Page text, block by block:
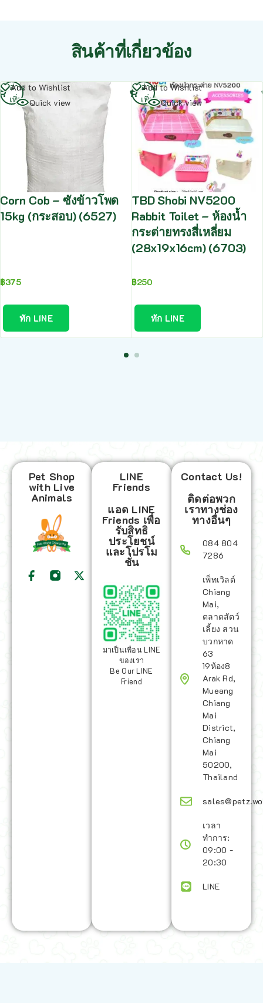
สินค้าที่เกี่ยวข้อง
Add to Wishlist
Quick view
Corn Cob – ซังข้าวโพด
15kg (กระสอบ) (6527)
฿375
ทัก LINE
อ่าน
เพิ่ม
Add to Wishlist
Quick view
TBD Shobi NV5200
Rabbit Toilet – ห้องน้ำ
กระต่ายทรงสี่เหลี่ยม
(28x19x16cm) (6703)
฿250
ทัก LINE
อ่าน
เพิ่ม
Pet Shop
with Live
Animals
LINE
Friends
แอด LINE
Friends เพื่อ
รับสิทธิ
ประโยชน์
และโปรโม
ชั่น
มาเป็นเพื่อน LINE
ของเรา
Be Our LINE
Friend
Contact Us!
ติดต่อพวก
เราทางช่อง
ทางอื่นๆ
084 804
7286
เพ็ทเวิลด์
Chiang
Mai,
ตลาดสัตว์
เลี้ยง สวน
บวกหาด
63
19ห้อง8
Arak Rd,
Mueang
Chiang
Mai
District,
Chiang
Mai
50200,
Thailand
เวลา
ทำการ:
09:00 -
20:30
LINE